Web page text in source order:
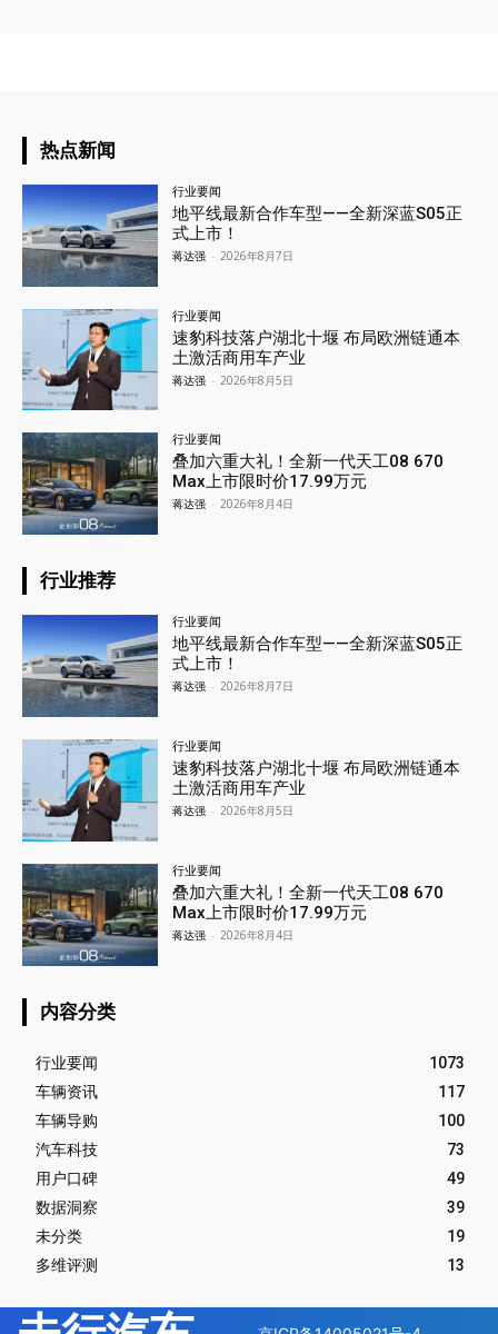
热点新闻
行业要闻
地平线最新合作车型——全新深蓝S05正
式上市！
蒋达强 - 2026年8月7日
行业要闻
速豹科技落户湖北十堰 布局欧洲链通本
土激活商用车产业
蒋达强 - 2026年8月5日
行业要闻
叠加六重大礼！全新一代天工08 670
Max上市限时价17.99万元
蒋达强 - 2026年8月4日
行业推荐
行业要闻
地平线最新合作车型——全新深蓝S05正
式上市！
蒋达强 - 2026年8月7日
行业要闻
速豹科技落户湖北十堰 布局欧洲链通本
土激活商用车产业
蒋达强 - 2026年8月5日
行业要闻
叠加六重大礼！全新一代天工08 670
Max上市限时价17.99万元
蒋达强 - 2026年8月4日
内容分类
行业要闻
1073
车辆资讯
117
车辆导购
100
汽车科技
73
用户口碑
49
数据洞察
39
未分类
19
多维评测
13